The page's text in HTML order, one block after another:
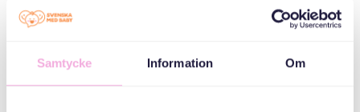
Samtycke Information Om
“Därför är vi nu extra glada över att vi kunde erbjuda
aktiviteter som passade våra allra minsta hyresgäster”.
menar att det finns ett stort mervärde för hyresgästerna med
helgens aktiviteter.